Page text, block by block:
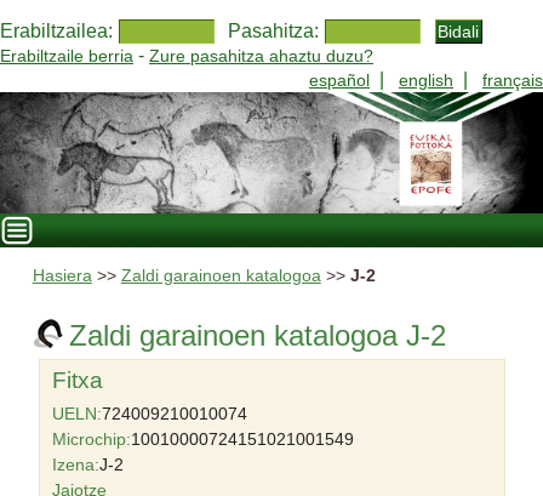
Erabiltzailea: Pasahitza:
Erabiltzaile berria - Zure pasahitza ahaztu duzu?
español
english français
Hasiera>> Zaldi garainoen katalogoa>> J-2
Zaldi garainoen katalogoa J-2
Fitxa
UELN:724009210010074
Microchip:10010000724151021001549
Izena:J-2
Jaiotze